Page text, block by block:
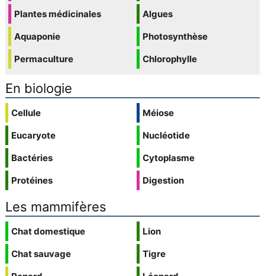
Plantes médicinales
Aquaponie
Permaculture
Algues
Photosynthèse
Chlorophylle
En biologie
Cellule
Eucaryote
Bactéries
Protéines
Méiose
Nucléotide
Cytoplasme
Digestion
Les mammifères
Chat domestique
Chat sauvage
Lion
Tigre